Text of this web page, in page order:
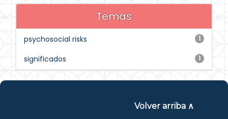
Temas
1
psychosocial risks
1
significados
Volver arriba ∧